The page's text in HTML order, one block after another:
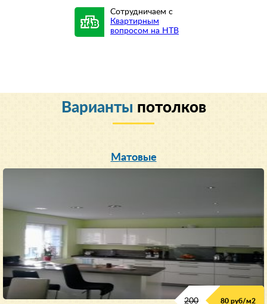
Сотрудничаем с
Квартирным
вопросом на НТВ
Варианты потолков
Матовые
200 80 руб/м2